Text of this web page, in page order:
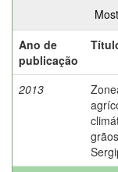
Ano de
publicação
2013